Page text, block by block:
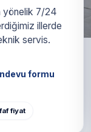
yönelik 7/24
illerde
servis.
formu
fiyat